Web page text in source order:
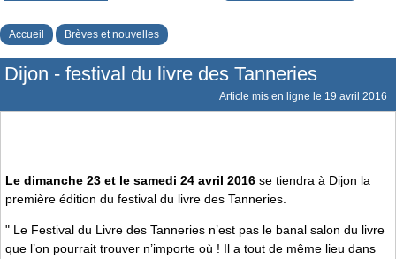
Accueil Brèves et nouvelles
Dijon - festival du livre des Tanneries
Article mis en ligne le 19 avril 2016
Le dimanche 23 et le samedi 24 avril 2016 se tiendra à Dijon la
première édition du festival du livre des Tanneries.
" Le Festival du Livre des Tanneries n’est pas le banal salon du livre
que l’on pourrait trouver n’importe où ! Il a tout de même lieu dans